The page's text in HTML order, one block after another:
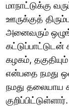
மாநாட்டுக்கு
ஊருக்குத்
அனைவரும்
கழகம்,
என்பதை நமது
நமது தலையாய
குறிப்பிட்டுள்ளார்.